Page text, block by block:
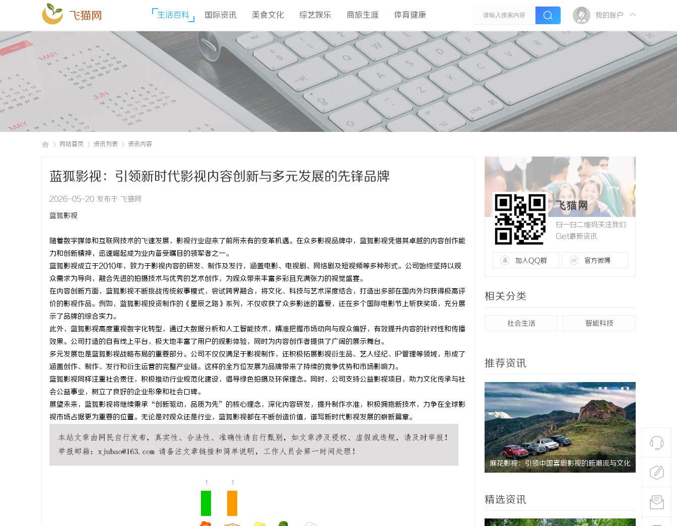
飞猫网 生活百科 国际资讯 美食文化 综艺娱乐 商旅生涯 体育健康 我的账户
网站首页 资讯列表 资讯内容
蓝狐影视：引领新时代影视内容创新与多元发展的先锋品牌
2026-05-20 发布于 飞猫网
蓝狐影视
随着数字媒体和互联网技术的飞速发展，影视行业迎来了前所未有的变革机遇。在众多影视品牌中，蓝狐影视凭借其卓越的内容创作能
力和创新精神，迅速崛起成为业内备受瞩目的领军者之一。
蓝狐影视成立于2010年，致力于影视内容的研发、制作及发行，涵盖电影、电视剧、网络剧及短视频等多种形式。公司始终坚持以观
众需求为导向，融合先进的拍摄技术与优秀的艺术创作，为观众带来丰富多彩且充满张力的视觉盛宴。
在内容创新方面，蓝狐影视不断挑战传统叙事模式，尝试跨界融合，将文化、科技与艺术深度结合，打造出多部在国内外均获得极高评
价的影视作品。例如，蓝狐影视投资制作的《星辰之路》系列，不仅收获了众多影迷的喜爱，还在多个国际电影节上斩获奖项，充分展
示了品牌的综合实力。
此外，蓝狐影视高度重视数字化转型，通过大数据分析和人工智能技术，精准把握市场动向与观众偏好，有效提升内容的针对性和传播
效果。公司打造的自有线上平台，极大地丰富了用户的观影体验，同时为内容创作者提供了广阔的展示舞台。
多元发展也是蓝狐影视战略布局的重要部分。公司不仅仅满足于影视制作，还积极拓展影视衍生品、艺人经纪、IP管理等领域，形成了
涵盖创作、制作、发行和衍生运营的完整产业链。这样的全方位发展为品牌带来了持续的竞争优势和市场影响力。
蓝狐影视同样注重社会责任，积极推动行业规范化建设，倡导绿色拍摄及环保理念。同时，公司支持公益影视项目，助力文化传承与社
会公益事业，树立了良好的企业形象和社会口碑。
展望未来，蓝狐影视将继续秉承“创新驱动，品质为先”的核心理念，深化内容研发，提升制作水准，积极拥抱新技术，力争在全球影
视市场占据更为重要的位置。无论是对观众还是行业，蓝狐影视都在不断创造价值，谱写新时代影视发展的崭新篇章。
1 1
飞猫网
扫一扫二维码关注我们
Get最新资讯
加入QQ群 官方微博
相关分类
社会生活 智能科技
推荐资讯
在线影院平台的兴起与未来发展趋势深度解析 麻花影视：引领新时代喜剧影视创作的先锋力 麻花影视：引领中国喜剧影视的新潮流与文化 温婉灵动，一眼万年！久匠量身定制的眉眼
气质加分项
武汉配
精选资讯